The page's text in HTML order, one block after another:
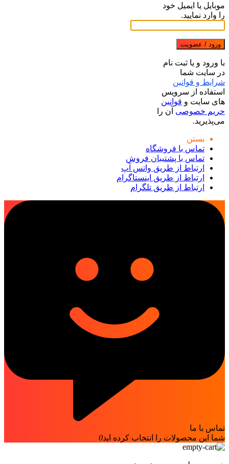
موبایل یا ایمیل خود
را وارد نمایید.
ورود / عضویت
با ورود و یا ثبت نام
در سایت شما
شرایط و قوانین
استفاده از سرویس
های سایت و قوانین
حریم خصوصی آن را
می‌پذیرید.
بستن
تماس با فروشگاه
تماس با پشتیبان فروش
ارتباط از طریق واتس آپ
ارتباط از طریق اینستاگرام
ارتباط از طریق تلگرام
تماس با ما
شما این محصولات را انتخاب کرده اید0